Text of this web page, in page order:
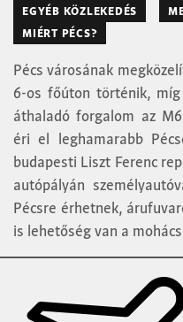
EGYÉB KÖZLEKEDÉS
MIÉRT PÉCS?
Pécs városának
6-os főúton történik,
áthaladó forgalom az
éri el leghamarabb
budapesti Liszt Ferenc
autópályán
Pécsre érhetnek,
is lehetőség van a